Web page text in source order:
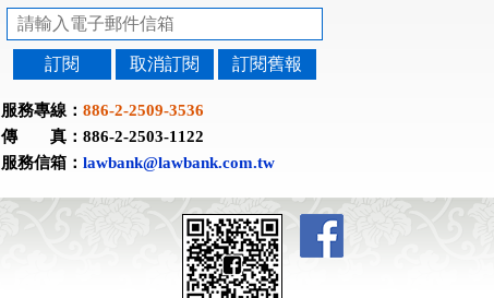
訂閱 取消訂閱 訂閱舊報
服務專線： 886-2-2509-3536
傳 真：886-2-2503-1122
服務信箱： lawbank@lawbank.com.tw